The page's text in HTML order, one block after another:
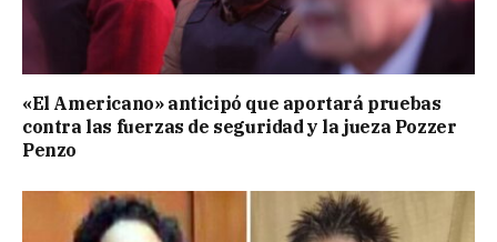
«El Americano» anticipó que aportará pruebas
contra las fuerzas de seguridad y la jueza Pozzer
Penzo